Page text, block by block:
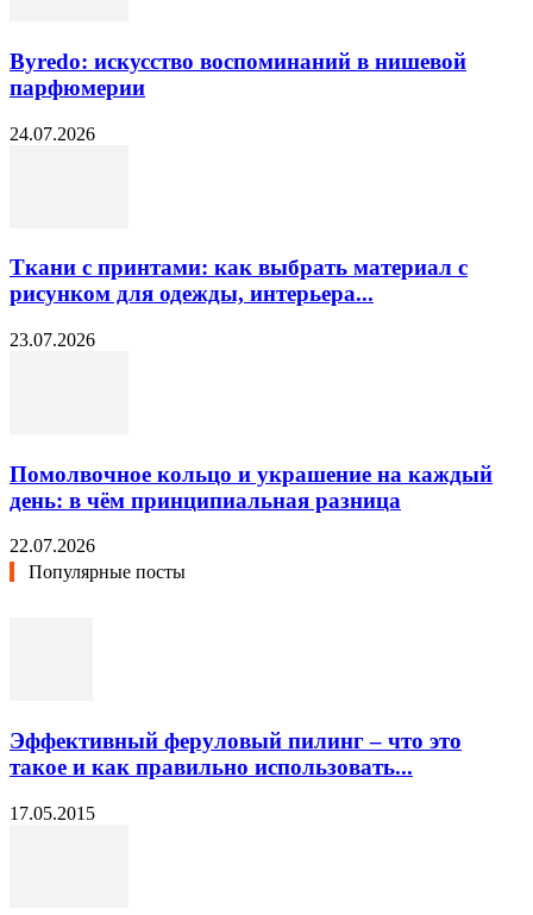
Byredo: искусство воспоминаний в нишевой
парфюмерии
24.07.2026
Ткани с принтами: как выбрать материал с
рисунком для одежды, интерьера...
23.07.2026
Помолвочное кольцо и украшение на каждый
день: в чём принципиальная разница
22.07.2026
Популярные посты
Эффективный феруловый пилинг – что это
такое и как правильно использовать...
17.05.2015